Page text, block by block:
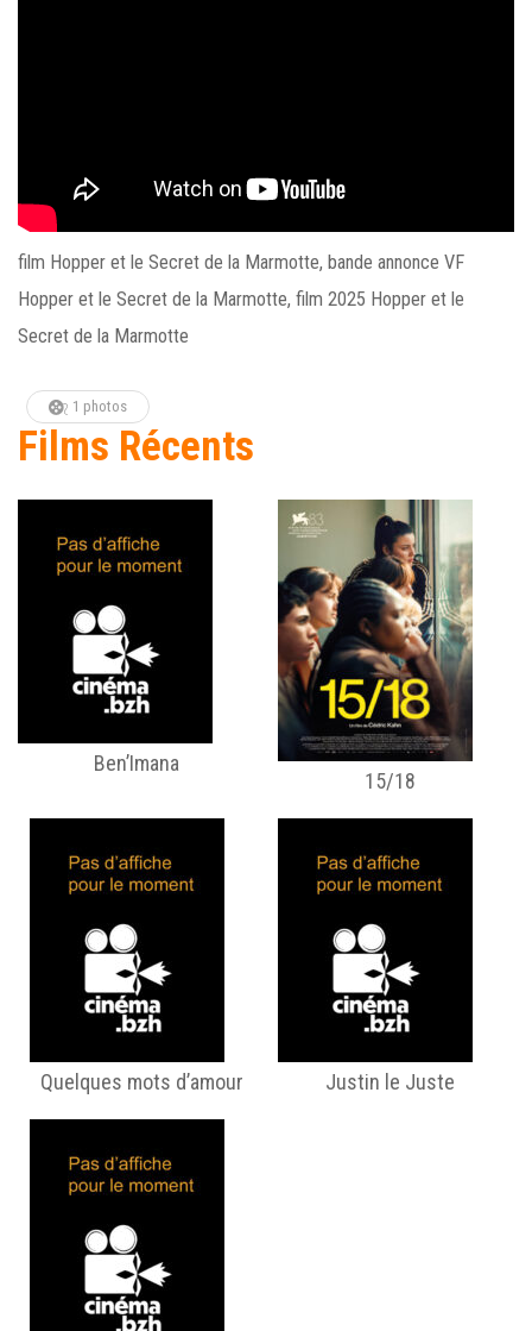
film Hopper et le Secret de la Marmotte, bande annonce VF
Hopper et le Secret de la Marmotte, film 2025 Hopper et le
Secret de la Marmotte
1 photos
Films Récents
Ben’Imana
15/18
Quelques mots d’amour Justin le Juste